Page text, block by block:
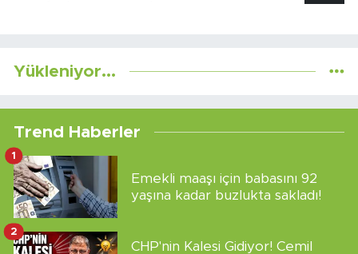
Yükleniyor...
Trend Haberler
Emekli maaşı için babasını 92
yaşına kadar buzlukta sakladı!
1
CHP'nin Kalesi Gidiyor! Cemil
2